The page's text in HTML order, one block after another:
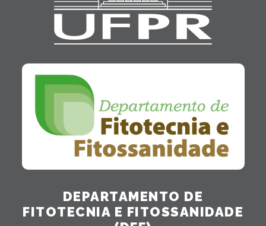
DEPARTAMENTO DE
FITOTECNIA E FITOSSANIDADE